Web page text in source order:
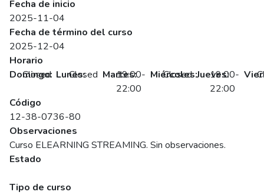
Fecha de inicio
2025-11-04
Fecha de término del curso
2025-12-04
Horario
Domingo:
Closed Lunes:
Closed Martes:
19:00-
22:00
Miércoles:
Closed Jueves:
19:00-
22:00
Código
12-38-0736-80
Observaciones
Curso ELEARNING STREAMING. Sin observaciones.
Estado
Tipo de curso